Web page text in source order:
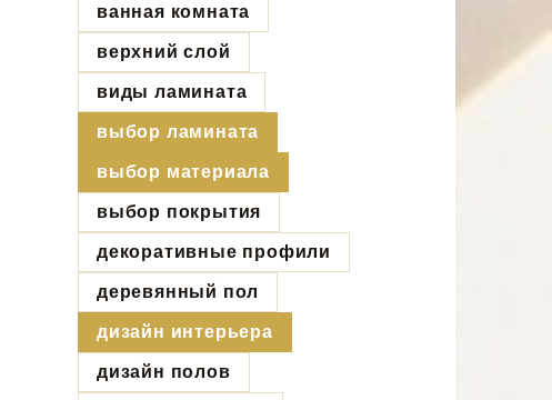
ванная комната
верхний слой
виды ламината
выбор ламината
выбор материала
выбор покрытия
декоративные профили
деревянный пол
дизайн интерьера
дизайн полов